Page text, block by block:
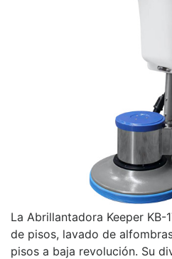
La Abrillantadora Keeper KB-
de pisos, lavado de
pisos a baja revolución. Su